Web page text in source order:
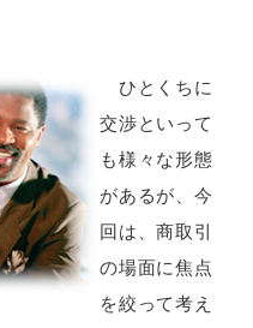
ひとくちに
交渉といって
も様々な形態
があるが、今
回は、商取引
の場面に焦点
を絞って考え